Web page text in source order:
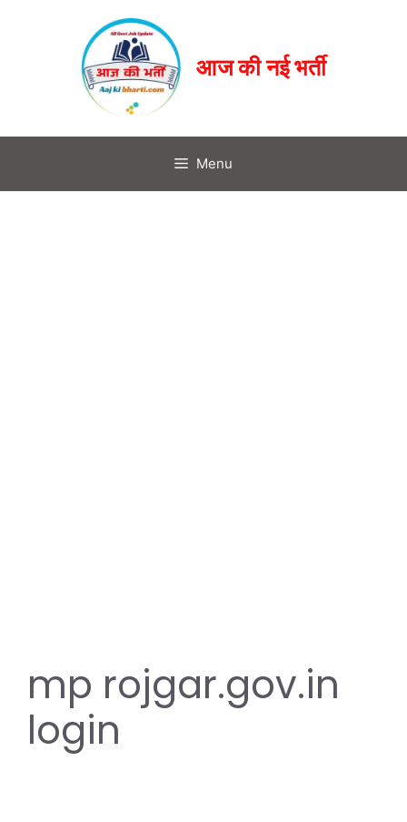
आज की नई भर्ती
Menu
mp rojgar.gov.in
login